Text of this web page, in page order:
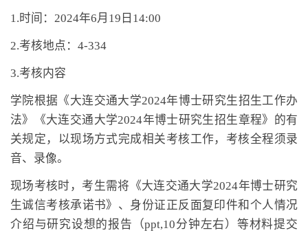
1.时间： 2024年6月 19 日 14:00
2.考核地点： 4-334
3.考核内容
学院根据《大连交通大学2024年博士研究生招生工作办
法》《大连交通大学2024年博士研究生招生章程》的有
关规定，以现场方式完成相关考核工作，考核全程须录
音、录像。
现场考核时，考生需将《大连交通大学2024年博士研究
生诚信考核承诺书》、身份证正反面复印件和个人情况
介绍与研究设想的报告（ppt,10分钟左右）等材料提交